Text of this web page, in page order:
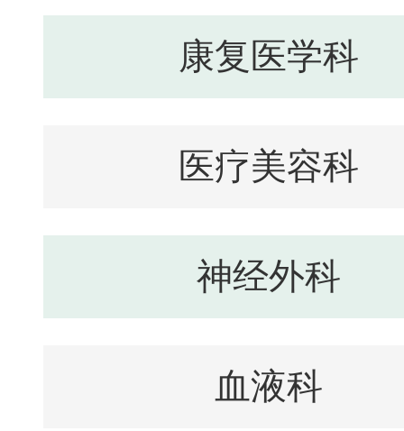
康复医学科
医疗美容科
神经外科
血液科